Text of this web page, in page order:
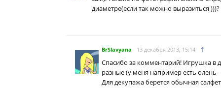
диаметре(если так можно выразиться
BrSlavyana 13 декабря 2013, 15:14
↑
Спасибо за комментарий! Игрушка в
разные (у меня например есть
Для декупажа берется обычная